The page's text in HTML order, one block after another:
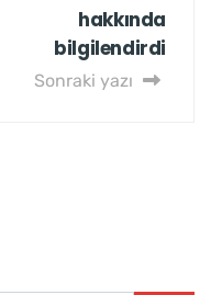
hakkında
bilgilendirdi
Sonraki yazı